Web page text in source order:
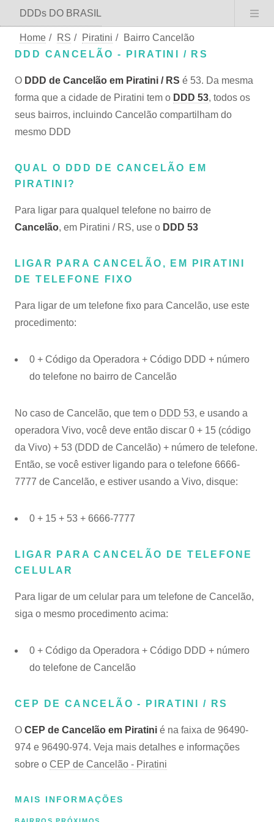
DDDs DO BRASIL
Home / RS / Piratini /
Bairro Cancelão
DDD CANCELÃO - PIRATINI / RS
O DDD de Cancelão em Piratini / RS é 53. Da mesma
forma que a cidade de Piratini tem o DDD 53, todos os
seus bairros, incluindo Cancelão compartilham do
mesmo DDD
QUAL O DDD DE CANCELÃO EM
PIRATINI?
Para ligar para qualquel telefone no bairro de
Cancelão, em Piratini / RS, use o DDD 53
LIGAR PARA CANCELÃO, EM PIRATINI
DE TELEFONE FIXO
Para ligar de um telefone fixo para Cancelão, use este
procedimento:
0 + Código da Operadora + Código DDD + número
do telefone no bairro de Cancelão
No caso de Cancelão, que tem o DDD 53, e usando a
operadora Vivo, você deve então discar 0 + 15 (código
da Vivo) + 53 (DDD de Cancelão) + número de telefone.
Então, se você estiver ligando para o telefone 6666-
7777 de Cancelão, e estiver usando a Vivo, disque:
0 + 15 + 53 + 6666-7777
LIGAR PARA CANCELÃO DE TELEFONE
CELULAR
Para ligar de um celular para um telefone de Cancelão,
siga o mesmo procedimento acima:
0 + Código da Operadora + Código DDD + número
do telefone de Cancelão
CEP DE CANCELÃO - PIRATINI / RS
O CEP de Cancelão em Piratini é na faixa de 96490-
974 e 96490-974. Veja mais detalhes e informações
sobre o CEP de Cancelão - Piratini
MAIS INFORMAÇÕES